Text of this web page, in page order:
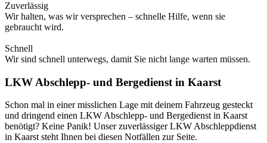
Zuverlässig
Wir halten, was wir versprechen – schnelle Hilfe, wenn sie
gebraucht wird.
Schnell
Wir sind schnell unterwegs, damit Sie nicht lange warten müssen.
LKW Abschlepp- und Bergedienst in Kaarst
Schon mal in einer misslichen Lage mit deinem Fahrzeug gesteckt
und dringend einen LKW Abschlepp- und Bergedienst in Kaarst
benötigt? Keine Panik! Unser zuverlässiger LKW Abschleppdienst
in Kaarst steht Ihnen bei diesen Notfällen zur Seite.